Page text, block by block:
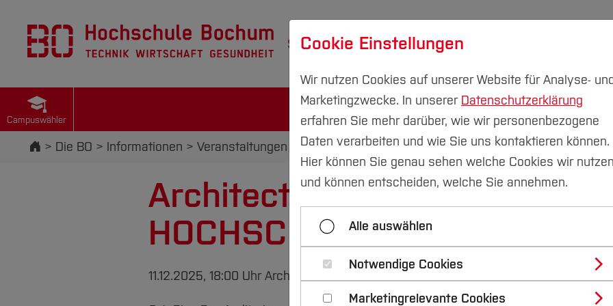
Studium Forschung & Transfer
Campuswähler
Startseite
Die BO Informationen Veranstaltungen
Architecture Winter Talks
HOCHSCHULSAFARI
11.12.2025, 18:00 UhrArchitektur (FB A)
Cookie Einstellungen
Wir nutzen Cookies auf unserer Website für Analyse- und
Marketingzwecke. In unserer Datenschutzerklärung
erfahren Sie mehr darüber, wie wir personenbezogene
Daten verarbeiten und wie Sie uns kontaktieren können.
Hier können Sie genau sehen welche Cookies wir nutzen
und können entscheiden, welche Sie annehmen.
Alle auswählen
Notwendige Cookies
Marketingrelevante Cookies